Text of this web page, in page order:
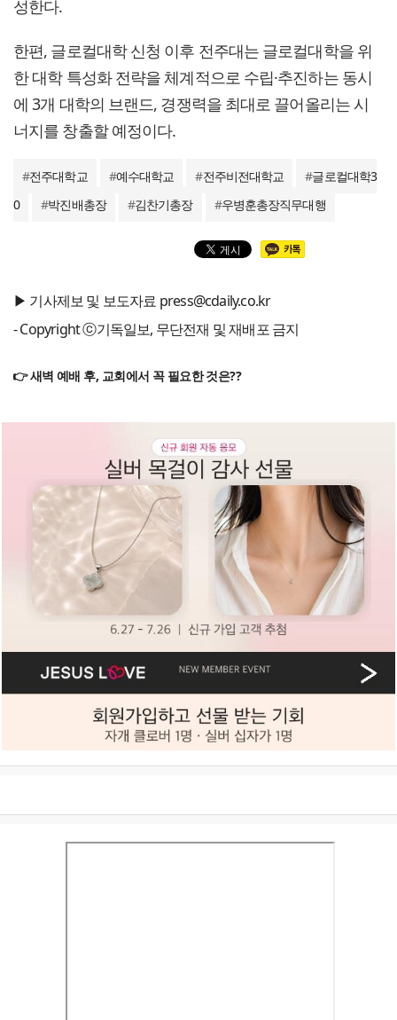
성한다.
한편, 글로컬대학 신청 이후 전주대는 글로컬대학을 위
한 대학 특성화 전략을 체계적으로 수립·추진하는 동시
에 3개 대학의 브랜드, 경쟁력을 최대로 끌어올리는 시
너지를 창출할 예정이다.
#전주대학교 #예수대학교 #전주비전대학교 #글로컬대학3
0
#박진배총장 #김찬기총장 #우병훈총장직무대행
▶ 기사제보 및 보도자료 press@cdaily.co.kr
- Copyright ⓒ기독일보, 무단전재 및 재배포 금지
👉 새벽 예배 후, 교회에서 꼭 필요한 것은??